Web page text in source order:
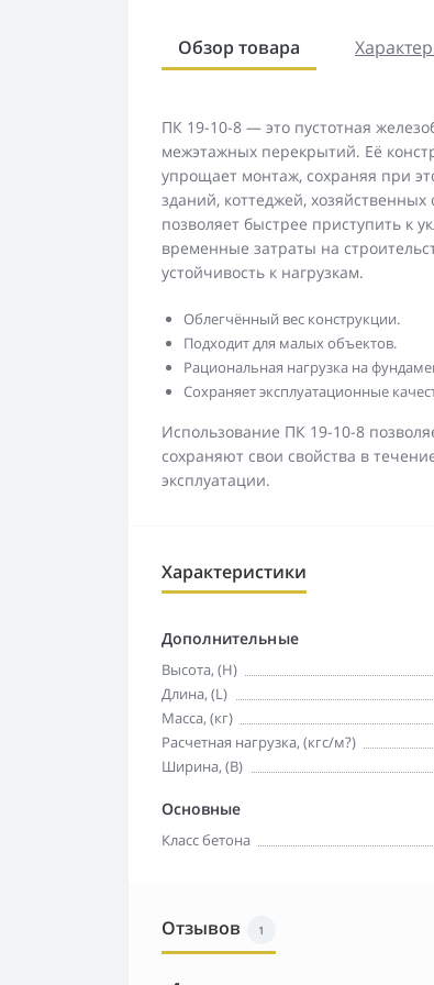
Обзор товара
ПК 19-10-8 — это пустотная
межэтажных перекрытий. Её
упрощает монтаж, сохраняя при
зданий, коттеджей,
позволяет быстрее приступить к
временные затраты на
устойчивость к нагрузкам.
Облегчённый вес конструкции.
Подходит для малых объектов.
Рациональная нагрузка на
Сохраняет эксплуатационные
Использование ПК 19-10-8
сохраняют свои свойства в
эксплуатации.
Характеристики
Дополнительные
Высота, (H)
Длина, (L)
Масса, (кг)
Расчетная нагрузка, (кгс/м?)
Ширина, (B)
Основные
Класс бетона
Отзывов 1